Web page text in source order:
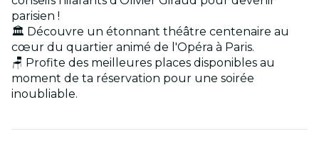
parisien !
🏛️ Découvre un étonnant théâtre centenaire au
cœur du quartier animé de l'Opéra à Paris.
🪑 Profite des meilleures places disponibles au
moment de ta réservation pour une soirée
inoubliable.